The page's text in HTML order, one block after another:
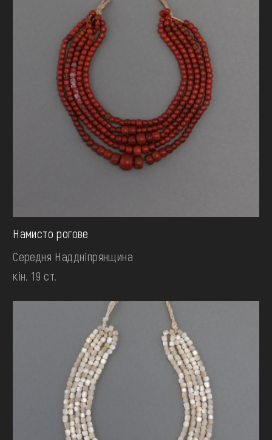
Намисто рогове
Середня Наддніпрянщина
кін. 19 ст.